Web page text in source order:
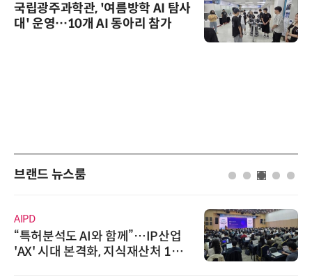
국립광주과학관, '여름방학 AI 탐사
대' 운영…10개 AI 동아리 참가
브랜드 뉴스룸
에이블스토어
시놀로지, SK네트웍스서비스와 영
상 보안 카메라 국내 독점 판매 파